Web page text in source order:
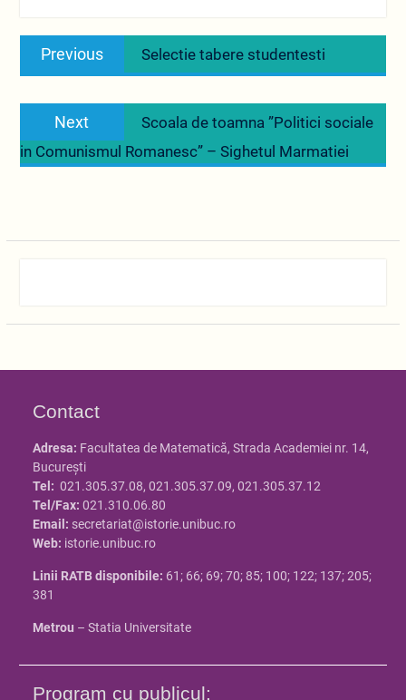
Navigare
Previous
Previous
post:
Selectie tabere studentesti
Next
post:
Scoala de toamna ”Politici sociale
in Comunismul Romanesc” – Sighetul Marmatiei
Contact
Adresa: Facultatea de Matematică, Strada Academiei nr. 14,
Bucureşti
Tel: 021.305.37.08, 021.305.37.09, 021.305.37.12
Tel/Fax: 021.310.06.80
Email: secretariat@istorie.unibuc.ro
Web: istorie.unibuc.ro
Linii RATB disponibile: 61; 66; 69; 70; 85; 100; 122; 137; 205;
381
Metrou – Statia Universitate
Program cu publicul: